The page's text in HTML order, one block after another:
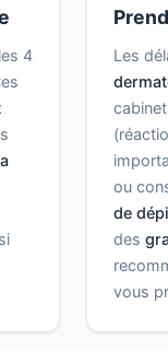
4
Les
ou
de
des
vous